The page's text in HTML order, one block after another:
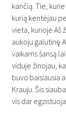
kančią. Tie,
kurią kentėjau
vieta, kurioje Aš
aukoju galutinę
vaikams šansą
viduje žinojau,
buvo baisiausia
Krauju. Šis
vis dar